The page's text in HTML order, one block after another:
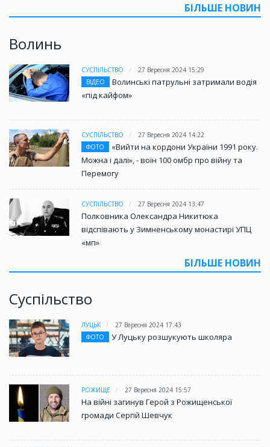
БІЛЬШЕ НОВИН
Волинь
СУСПІЛЬСТВО
27 Вересня 2024 15:29
ВІДЕО
Волинські патрульні затримали водія
«під кайфом»
СУСПІЛЬСТВО
27 Вересня 2024 14:22
ФОТО
«Вийти на кордони України 1991 року.
Можна і далі», - воїн 100 омбр про війну та
Перемогу
СУСПІЛЬСТВО 27 Вересня 2024 13:47
Полковника Олександра Никитюка
відспівають у Зимненському монастирі УПЦ
«мп»
БІЛЬШЕ НОВИН
Суспільство
ЛУЦЬК
27 Вересня 2024 17:43
ФОТО
У Луцьку розшукують школяра
РОЖИЩЕ 27 Вересня 2024 15:57
На війні загинув Герой з Рожищенської
громади Сергій Шевчук